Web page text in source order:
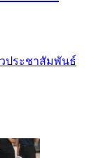
ประชาสัมพันธ์